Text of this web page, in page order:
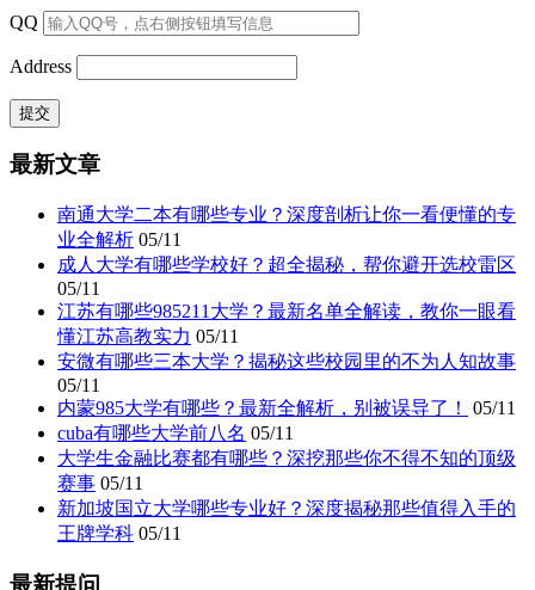
QQ
Address
最新文章
南通大学二本有哪些专业？深度剖析让你一看便懂的专
业全解析 05/11
成人大学有哪些学校好？超全揭秘，帮你避开选校雷区
05/11
江苏有哪些985211大学？最新名单全解读，教你一眼看
懂江苏高教实力 05/11
安微有哪些三本大学？揭秘这些校园里的不为人知故事
05/11
内蒙985大学有哪些？最新全解析，别被误导了！
05/11
cuba有哪些大学前八名 05/11
大学生金融比赛都有哪些？深挖那些你不得不知的顶级
赛事 05/11
新加坡国立大学哪些专业好？深度揭秘那些值得入手的
王牌学科 05/11
最新提问